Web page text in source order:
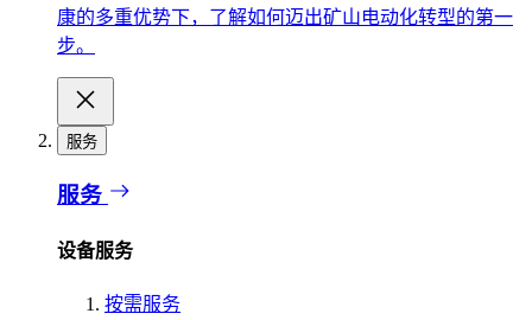
康的多重优势下，了解如何迈出矿山电动化转型的第一
步。
服务
服务
设备服务
按需服务